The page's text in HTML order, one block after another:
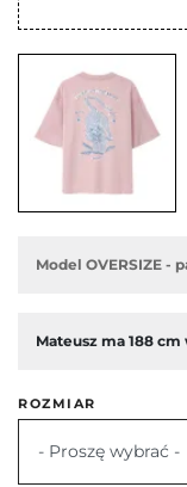
Model OVERSIZE -
Mateusz ma 188
ROZMIAR
- Proszę wybrać -